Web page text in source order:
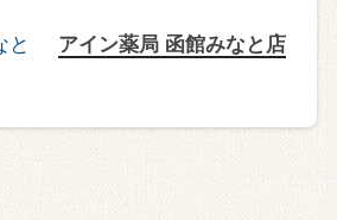
アイン薬局 函館みなと店